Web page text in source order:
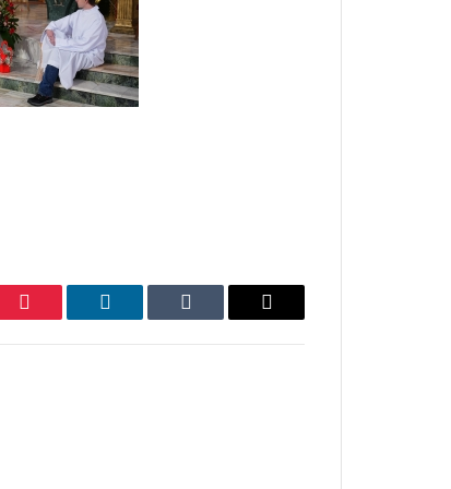
Pinterest LinkedIn Tumblr Email